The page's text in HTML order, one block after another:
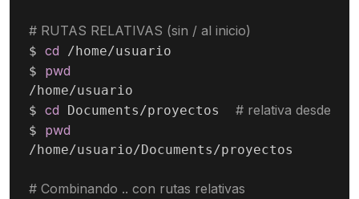
# RUTAS RELATIVAS (sin / al inicio)
$ cd /home/usuario
$ pwd
/home/usuario
$ cd Documents/proyectos # relativa desde
$ pwd
/home/usuario/Documents/proyectos
# Combinando .. con rutas relativas